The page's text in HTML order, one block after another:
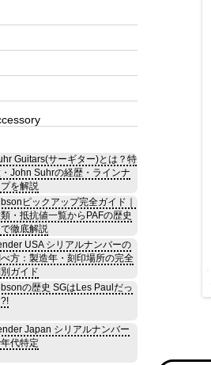
Guitars(サーギター)とは？特
John Suhrの経歴・ラインナ
プを解説
ピックアップ完全ガイド｜
・抵抗値一覧からPAFの歴史
で徹底解説
USA シリアルナンバーの
方：製造年・刻印場所の完全
ガイド
の歴史 SGはLes Paulだっ
Japan シリアルナンバー
代特定